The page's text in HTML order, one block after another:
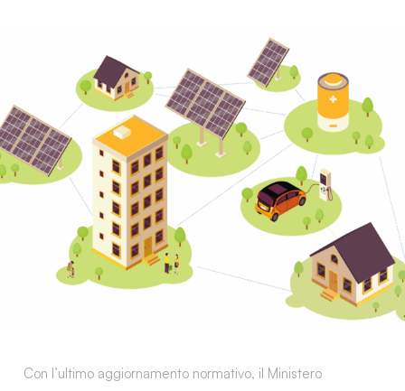
Con l’ultimo aggiornamento normativo, il Ministero